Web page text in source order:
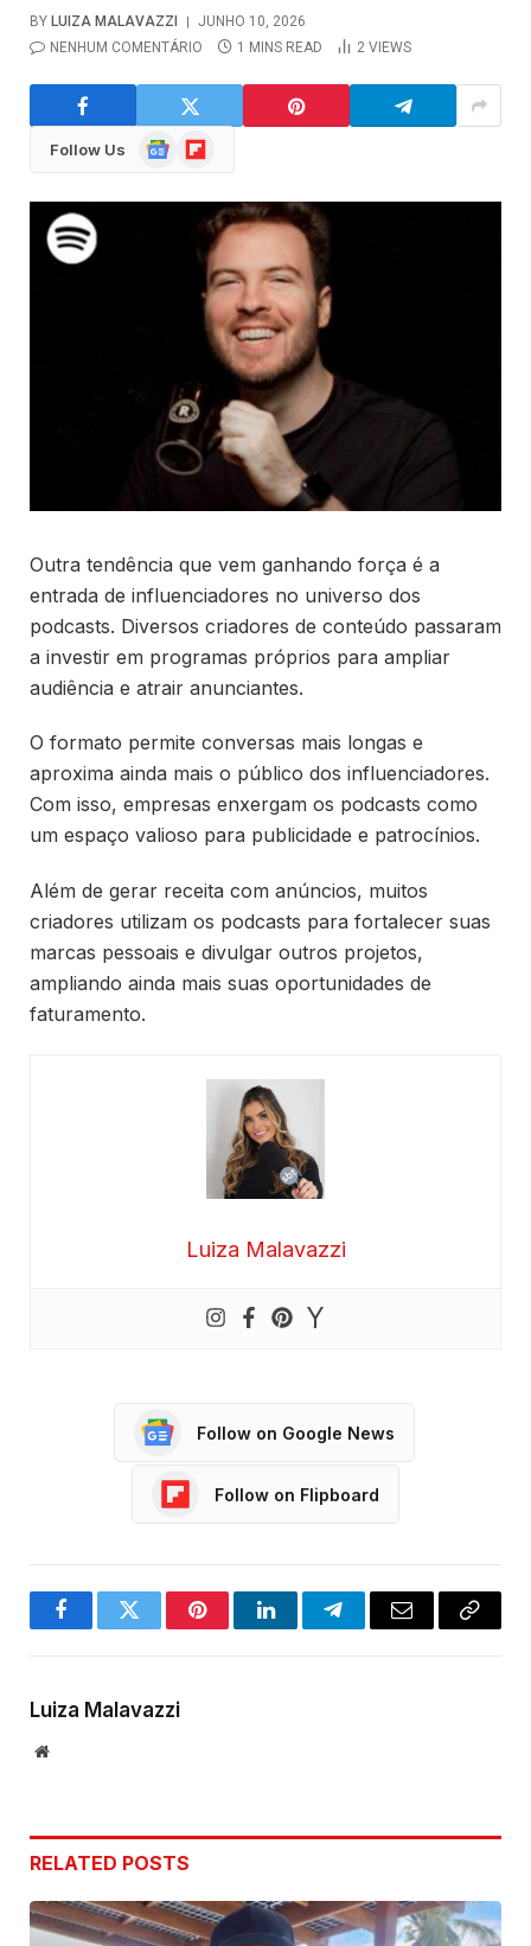
BY LUIZA MALAVAZZI
JUNHO 10, 2026
NENHUM COMENTÁRIO
1 MINS READ 2 VIEWS
Follow Us
GoogleFlipboard
Outra tendência que vem ganhando força é a
entrada de influenciadores no universo dos
podcasts. Diversos criadores de conteúdo passaram
a investir em programas próprios para ampliar
audiência e atrair anunciantes.
O formato permite conversas mais longas e
aproxima ainda mais o público dos influenciadores.
Com isso, empresas enxergam os podcasts como
um espaço valioso para publicidade e patrocínios.
Além de gerar receita com anúncios, muitos
criadores utilizam os podcasts para fortalecer suas
marcas pessoais e divulgar outros projetos,
ampliando ainda mais suas oportunidades de
faturamento.
Luiza Malavazzi
Follow on Google News
Follow on Flipboard
FacebookTwitter PinterestLinkedInTelegramEmail
Copy
Luiza Malavazzi
Website
RELATED POSTS